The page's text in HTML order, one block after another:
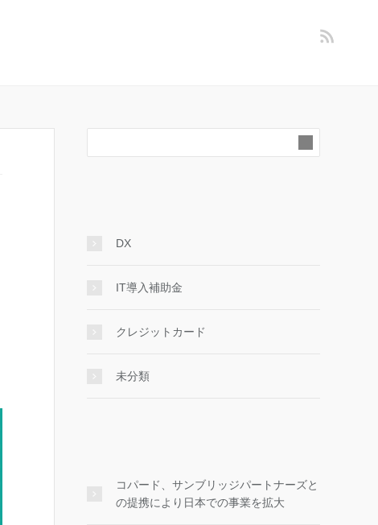
DX
IT導入補助金
クレジットカード
未分類
コパード、サンブリッジパートナーズと
の提携により日本での事業を拡大